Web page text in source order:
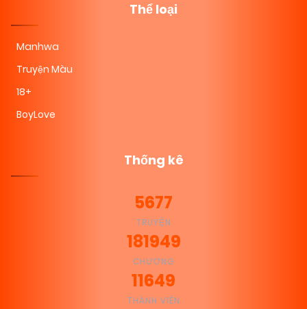
Thể loại
Manhwa
Truyện Màu
18+
BoyLove
Thống kê
5677
TRUYỆN
181949
CHƯƠNG
11649
THÀNH VIÊN